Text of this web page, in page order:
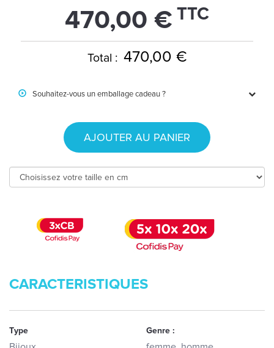
470,00 € TTC
Total : 470,00 €
Souhaitez-vous un emballage cadeau ?
AJOUTER AU PANIER
CARACTERISTIQUES
Type Genre :